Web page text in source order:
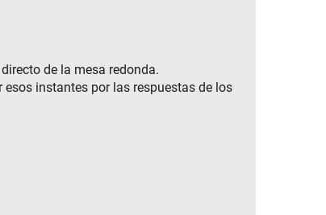
de la mesa redonda.
instantes por las respuestas de los